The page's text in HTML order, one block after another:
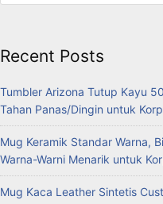
Recent Posts
Tumbler Arizona Tutup Kayu
Tahan Panas/Dingin untuk
Mug Keramik Standar Warna,
Warna-Warni Menarik untuk
Mug Kaca Leather Sintetis